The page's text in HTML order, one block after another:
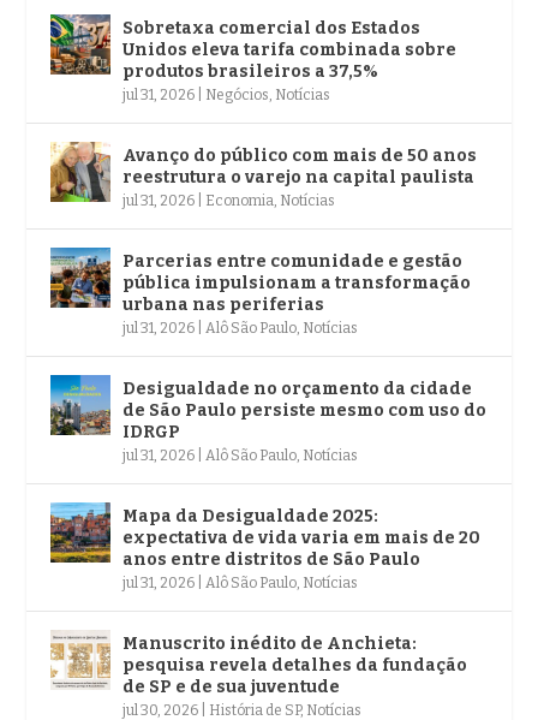
Sobretaxa comercial dos Estados
Unidos eleva tarifa combinada sobre
produtos brasileiros a 37,5%
jul 31, 2026 Negócios Notícias
Avanço do público com mais de 50 anos
reestrutura o varejo na capital paulista
jul 31, 2026 Economia Notícias
Parcerias entre comunidade e gestão
pública impulsionam a transformação
urbana nas periferias
jul 31, 2026 Alô São Paulo Notícias
Desigualdade no orçamento da cidade
de São Paulo persiste mesmo com uso do
IDRGP
jul 31, 2026 Alô São Paulo Notícias
Mapa da Desigualdade 2025:
expectativa de vida varia em mais de 20
anos entre distritos de São Paulo
jul 31, 2026 Alô São Paulo Notícias
Manuscrito inédito de Anchieta:
pesquisa revela detalhes da fundação
de SP e de sua juventude
jul 30, 2026 História de SP, Notícias